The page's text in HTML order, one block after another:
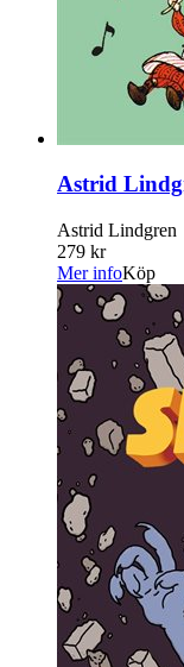
Astrid
Astrid Lindgren
279 kr
Mer infoKöp